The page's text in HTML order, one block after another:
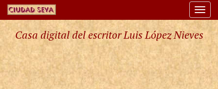
Casa digital del escritor Luis López Nieves